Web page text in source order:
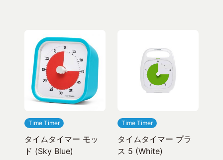
Time Timer
タイムタイマー モッ
ド (Sky Blue)
Time Timer
タイムタイマー プラ
ス 5 (White)